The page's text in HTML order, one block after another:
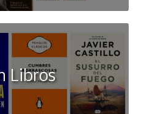
Libros